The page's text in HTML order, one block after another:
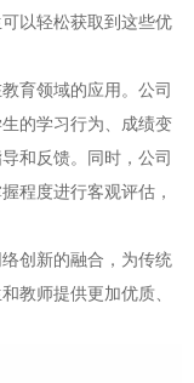
以轻松获取到这些优
育领域的应用。公司
的学习行为、成绩变
和反馈。同时，公司
程度进行客观评估，
创新的融合，为传统
教师提供更加优质、